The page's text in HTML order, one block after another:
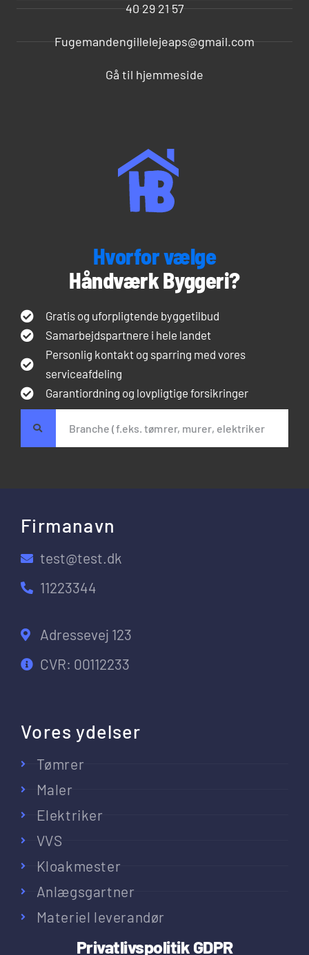
40 29 21 57
Fugemandengillelejeaps@gmail.com
Gå til hjemmeside
Hvorfor vælge
Håndværk Byggeri?
Gratis og uforpligtende byggetilbud
Samarbejdspartnere i hele landet
Personlig kontakt og sparring med vores
serviceafdeling
Garantiordning og lovpligtige forsikringer
Firmanavn
test@test.dk
11223344
Adressevej 123
CVR: 00112233
Vores ydelser
Tømrer
Maler
Elektriker
VVS
Kloakmester
Anlægsgartner
Materiel leverandør
Privatlivspolitik GDPR